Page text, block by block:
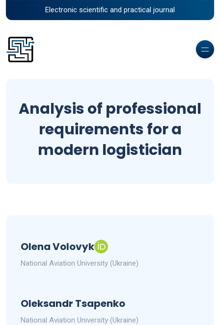
Electronic scientific and practical journal
Analysis of professional
requirements for a
modern logistician
Olena Volovyk
National Aviation University (Ukraine)
Oleksandr Tsapenko
National Aviation University (Ukraine)